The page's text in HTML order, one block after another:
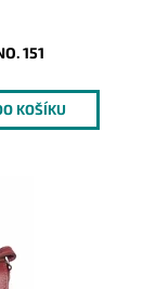
151
střední
na